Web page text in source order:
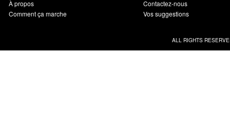
À propos
Comment ça marche
Contactez-nous
Vos suggestions
ALL RIGHTS